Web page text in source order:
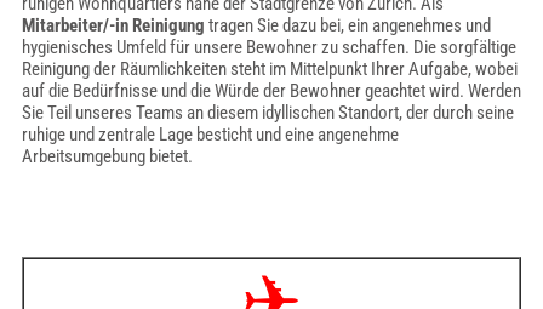
Mitarbeiter/-in Reinigung tragen Sie dazu bei, ein angenehmes und
hygienisches Umfeld für unsere Bewohner zu schaffen. Die sorgfältige
Reinigung der Räumlichkeiten steht im Mittelpunkt Ihrer Aufgabe, wobei
auf die Bedürfnisse und die Würde der Bewohner geachtet wird. Werden
Sie Teil unseres Teams an diesem idyllischen Standort, der durch seine
ruhige und zentrale Lage besticht und eine angenehme
Arbeitsumgebung bietet.